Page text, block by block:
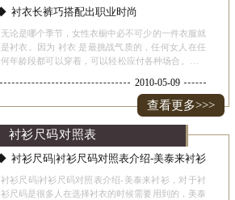
衬衣长裤巧搭配出职业时尚
无论是哪个季节，女性衣橱中必不可少的一件衣服就
是衬衣。因为 衬衣 是最挑战气质的，任何女人在任
何年龄段都可以穿着，可以轻松应付各种场合。MM
的美丽。 造型特别复古牛仔 衬衣 裁剪和设计风格,采
2010-05-09
查看更多>>>
衬衫尺码对照表
衬衫尺码|衬衫尺码对照表介绍-美泰来衬衫
衬衫尺码|衬衫尺码对照表介绍-美泰来衬衫，对于衬
衫尺码是很多人在选择衬衣的时候需要用到的，美泰